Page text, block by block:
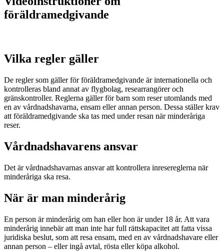
föräldramedgivande
Vilka regler gäller
De regler som gäller för föräldramedgivande är internationella och
kontrolleras bland annat av flygbolag, researrangörer och
gränskontroller. Reglerna gäller för barn som reser utomlands med
en av vårdnadshavarna, ensam eller annan person. Dessa ställer krav
att föräldramedgivande ska tas med under resan när minderåriga
reser.
Vårdnadshavarens ansvar
Det är vårdnadshavarnas ansvar att kontrollera inresereglerna när
minderåriga ska resa.
När är man minderårig
En person är minderårig om han eller hon är under 18 år. Att vara
minderårig innebär att man inte har full rättskapacitet att fatta vissa
juridiska beslut, som att resa ensam, med en av vårdnadshavare eller
annan person – eller ingå avtal, rösta eller köpa alkohol.